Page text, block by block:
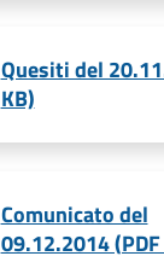
Quesiti del
KB)
Comunicato del
09.12.2014